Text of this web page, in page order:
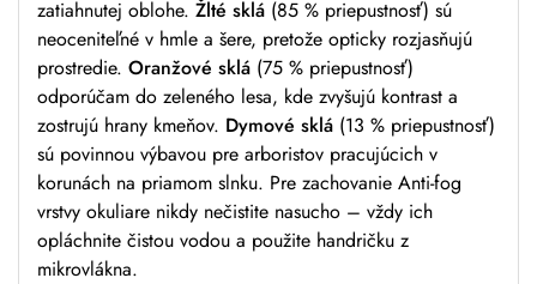
zatiahnutej oblohe. Žlté sklá (85 % priepustnosť) sú
neoceniteľné v hmle a šere, pretože opticky rozjasňujú
prostredie. Oranžové sklá (75 % priepustnosť)
odporúčam do zeleného lesa, kde zvyšujú kontrast a
zostrujú hrany kmeňov. Dymové sklá (13 % priepustnosť)
sú povinnou výbavou pre arboristov pracujúcich v
korunách na priamom slnku. Pre zachovanie Anti-fog
vrstvy okuliare nikdy nečistite nasucho – vždy ich
opláchnite čistou vodou a použite handričku z
mikrovlákna.